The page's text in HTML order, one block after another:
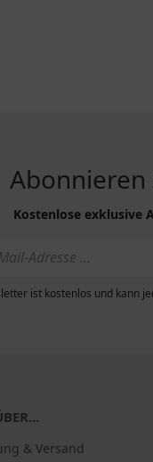
Abonnieren
Kostenlose exklusive
ist kostenlos und kann
& Versand